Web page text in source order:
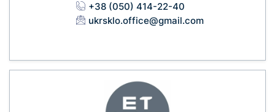
+38 (050) 414-22-40
ukrsklo.office@gmail.com